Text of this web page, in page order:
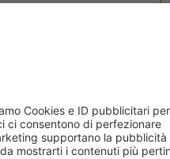
la stampa prima o dopo